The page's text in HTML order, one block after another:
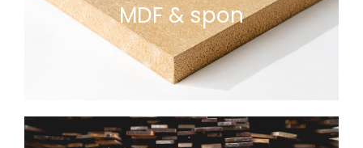
MDF & spon